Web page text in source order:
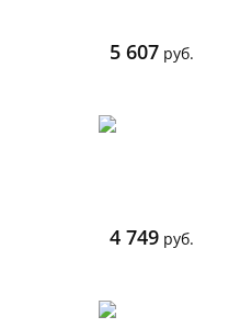
5 607 руб.
4 749 руб.